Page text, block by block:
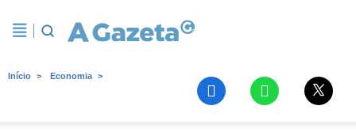
Início Economia